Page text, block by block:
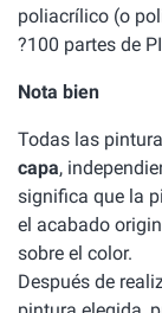
poliacrílico (o
?100 partes de
Nota bien
Todas las
capa,
significa que la
el acabado
sobre el color.
Después de